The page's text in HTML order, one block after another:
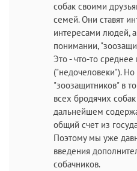
собак своими
семей. Они ставят
интересами людей,
понимании,
Это - что-то
("недочеловеки").
"зоозащитников" в
всех бродячих
дальнейшем
общий счет из
Поэтому мы уже
введения
собачников.